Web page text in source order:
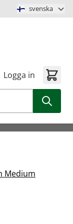
svenska
Logga in
Medium